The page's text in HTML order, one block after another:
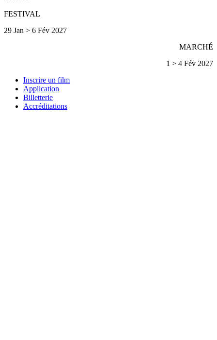
FESTIVAL
29 Jan > 6 Fév 2027
MARCHÉ
1 > 4 Fév 2027
Inscrire un film
Application
Billetterie
Accréditations